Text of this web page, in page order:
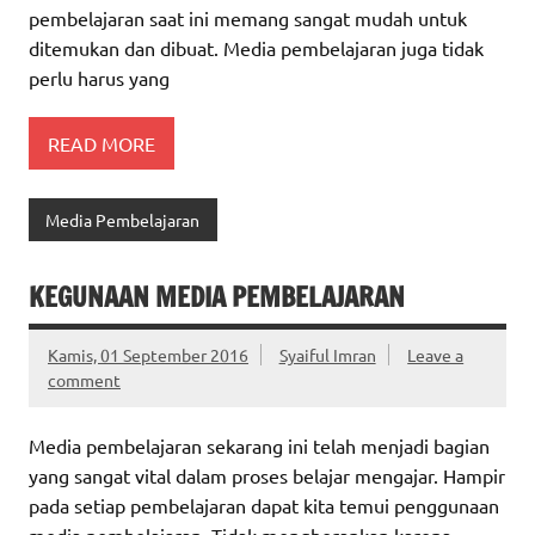
pembelajaran saat ini memang sangat mudah untuk
ditemukan dan dibuat. Media pembelajaran juga tidak
perlu harus yang
READ MORE
Media Pembelajaran
KEGUNAAN MEDIA PEMBELAJARAN
Kamis, 01 September 2016 Syaiful Imran
Leave a
comment
Media pembelajaran sekarang ini telah menjadi bagian
yang sangat vital dalam proses belajar mengajar. Hampir
pada setiap pembelajaran dapat kita temui penggunaan